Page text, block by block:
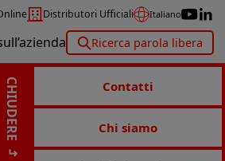
Distributori Ufficiali Italiano
Ricerca parola libera
CHIUDERE Contatti
Chi siamo